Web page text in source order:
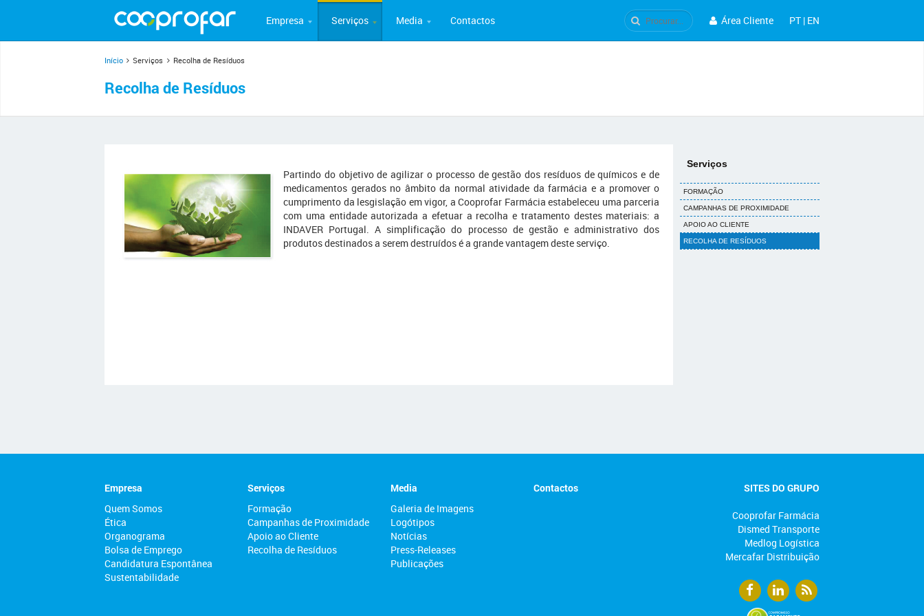
Empresa Serviços Media Contactos Área Cliente PT | EN
Início Serviços Recolha de Resíduos
Recolha de Resíduos
Partindo do objetivo de agilizar o processo de gestão dos resíduos de químicos e de
medicamentos gerados no âmbito da normal atividade da farmácia e a promover o
cumprimento da lesgislação em vigor, a Cooprofar Farmácia estabeleceu uma parceria
com uma entidade autorizada a efetuar a recolha e tratamento destes materiais: a
INDAVER Portugal. A simplificação do processo de gestão e administrativo dos
produtos destinados a serem destruídos é a grande vantagem deste serviço.
Serviços
FORMAÇÃO
CAMPANHAS DE PROXIMIDADE
APOIO AO CLIENTE
RECOLHA DE RESÍDUOS
Empresa
Quem Somos
Ética
Organograma
Bolsa de Emprego
Candidatura Espontânea
Sustentabilidade
Serviços
Formação
Campanhas de Proximidade
Apoio ao Cliente
Recolha de Resíduos
Media
Galeria de Imagens
Logótipos
Notícias
Press-Releases
Publicações
Contactos SITES DO GRUPO
Cooprofar Farmácia
Dismed Transporte
Medlog Logística
Mercafar Distribuição